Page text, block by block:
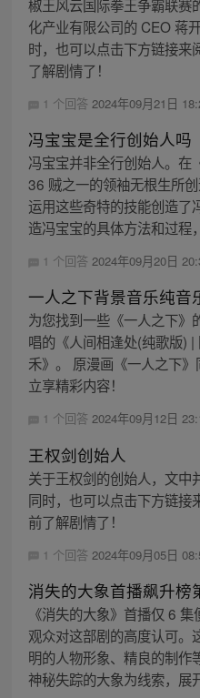
椒王风云国际拳王争霸联赛
化产业有限公司的 CEO 蒋
时，也可以点击下方链接来
了解剧情了！
1 个回答 2024年09月21日
冯宝宝是全行创始人吗
冯宝宝并非全行创始人。在
36 贼之一的领袖无根生所
运用这些奇特的技能创造了
造冯宝宝的具体方法和过程
1 个回答 2024年09月20日
一人之下背景音乐纯音
为您找到一些《一人之下》
唱的《人间相逢处(纯歌版)
禾》。 原漫画《一人之下
立享精彩内容！
1 个回答 2024年09月12日
王权剑创始人
关于王权剑的创始人，文中
同时，也可以点击下方链接
前了解剧情了！
1 个回答 2024年09月05日
消失的大象首播飙升榜
《消失的大象》首播仅 6
观众对这部剧的高度认可。
明的人物形象、精良的制作
神秘失踪的大象为线索，展